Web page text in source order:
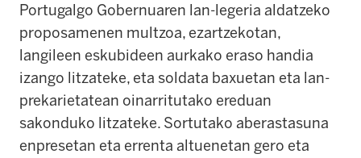
Portugalgo Gobernuaren lan-legeria aldatzeko
proposamenen multzoa, ezartzekotan,
langileen eskubideen aurkako eraso handia
izango litzateke, eta soldata baxuetan eta lan-
prekarietatean oinarritutako ereduan
sakonduko litzateke. Sortutako aberastasuna
enpresetan eta errenta altuenetan gero eta